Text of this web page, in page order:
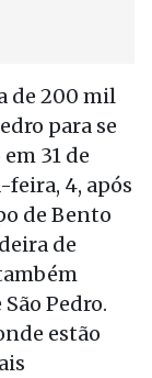
de 200 mil
para se
31 de
feira, 4, após
de Bento
de
Pedro.
estão